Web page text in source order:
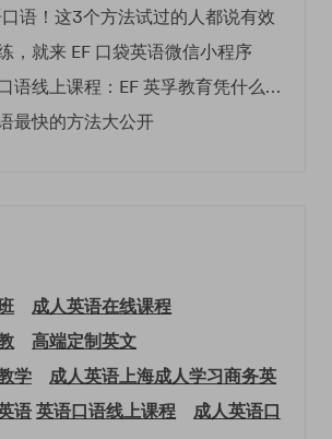
语！这3个方法试过的人都说有效
，就来 EF 口袋英语微信小程序
探寻成人英语口语线上课程：EF 英孚教育凭什么领航
最快的方法大公开
成人英语在线课程
高端定制英文
学
成人英语上海成人学习商务英
语英语口语线上课程
成人英语口